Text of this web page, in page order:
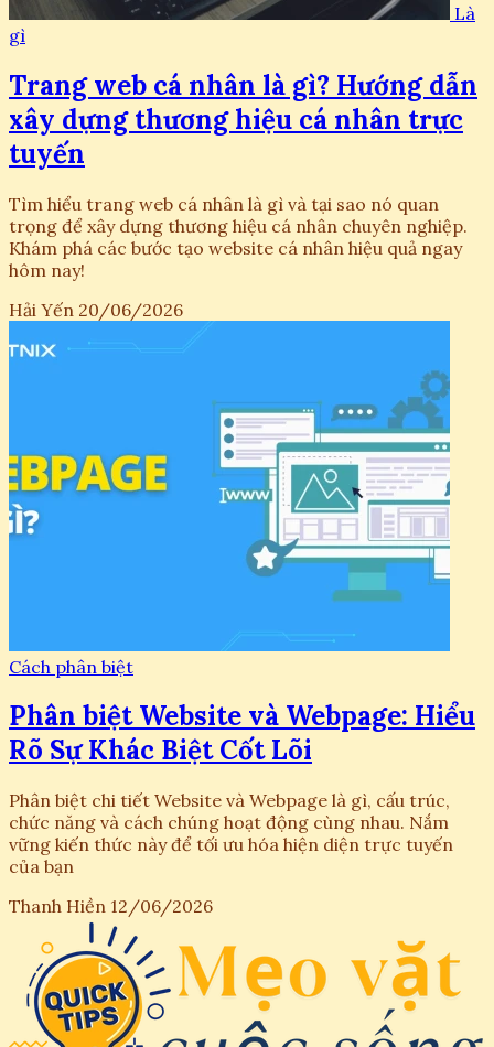
Là
gì
Trang web cá nhân là gì? Hướng dẫn
xây dựng thương hiệu cá nhân trực
tuyến
Tìm hiểu trang web cá nhân là gì và tại sao nó quan
trọng để xây dựng thương hiệu cá nhân chuyên nghiệp.
Khám phá các bước tạo website cá nhân hiệu quả ngay
hôm nay!
Hải Yến 20/06/2026
Cách phân biệt
Phân biệt Website và Webpage: Hiểu
Rõ Sự Khác Biệt Cốt Lõi
Phân biệt chi tiết Website và Webpage là gì, cấu trúc,
chức năng và cách chúng hoạt động cùng nhau. Nắm
vững kiến thức này để tối ưu hóa hiện diện trực tuyến
của bạn
Thanh Hiền 12/06/2026